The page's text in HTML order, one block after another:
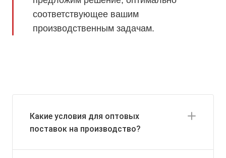
соответствующее вашим
производственным задачам.
Какие условия для оптовых
поставок на производство?